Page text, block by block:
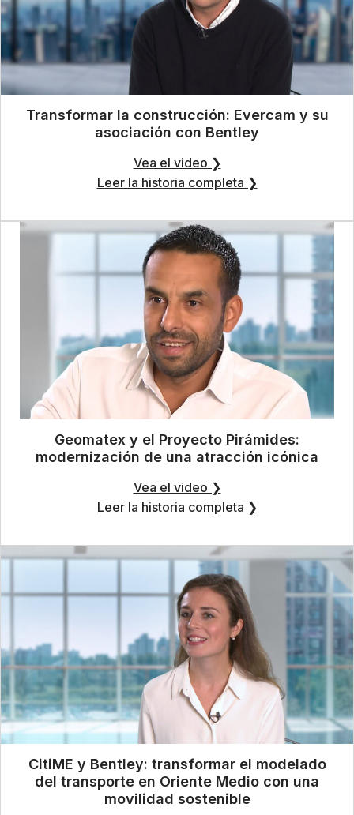
Transformar la construcción: Evercam y su
asociación con Bentley
Vea el video ❯
Leer la historia completa ❯
Geomatex y el Proyecto Pirámides:
modernización de una atracción icónica
Vea el video ❯
Leer la historia completa ❯
CitiME y Bentley: transformar el modelado
del transporte en Oriente Medio con una
movilidad sostenible